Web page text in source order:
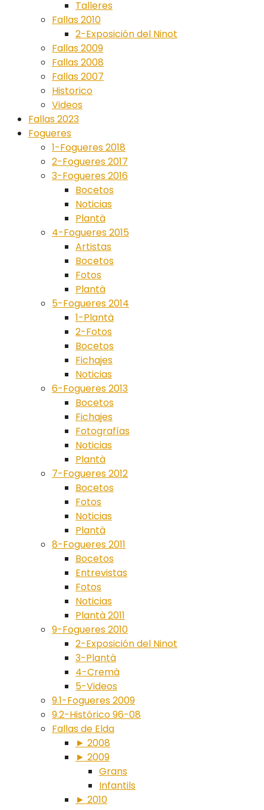
Talleres
Fallas 2010
2-Exposición del Ninot
Fallas 2009
Fallas 2008
Fallas 2007
Historico
Videos
Fallas 2023
Fogueres
1-Fogueres 2018
2-Fogueres 2017
3-Fogueres 2016
Bocetos
Noticias
Plantà
4-Fogueres 2015
Artistas
Bocetos
Fotos
Plantà
5-Fogueres 2014
1-Plantà
2-Fotos
Bocetos
Fichajes
Noticias
6-Fogueres 2013
Bocetos
Fichajes
Fotografías
Noticias
Plantà
7-Fogueres 2012
Bocetos
Fotos
Noticias
Plantà
8-Fogueres 2011
Bocetos
Entrevistas
Fotos
Noticias
Plantà 2011
9-Fogueres 2010
2-Exposición del Ninot
3-Plantà
4-Cremà
5-Videos
9.1-Fogueres 2009
9.2-Histórico 96-08
Fallas de Elda
► 2008
► 2009
Grans
Infantils
► 2010